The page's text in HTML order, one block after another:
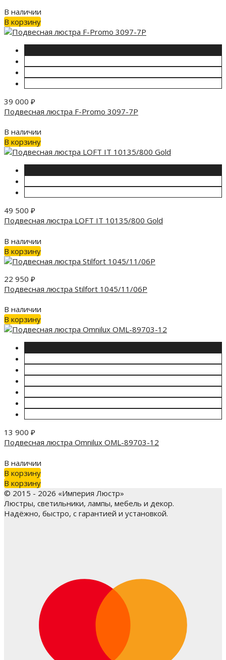
В наличии
В корзину
39 000 ₽
Подвесная люстра F-Promo 3097-7P
В наличии
В корзину
49 500 ₽
Подвесная люстра LOFT IT 10135/800 Gold
В наличии
В корзину
22 950 ₽
Подвесная люстра Stilfort 1045/11/06P
В наличии
В корзину
13 900 ₽
Подвесная люстра Omnilux OML-89703-12
В наличии
В корзину
В корзину
© 2015 - 2026 «Империя Люстр»
Люстры, светильники, лампы, мебель и декор.
Надёжно, быстро, с гарантией и установкой.